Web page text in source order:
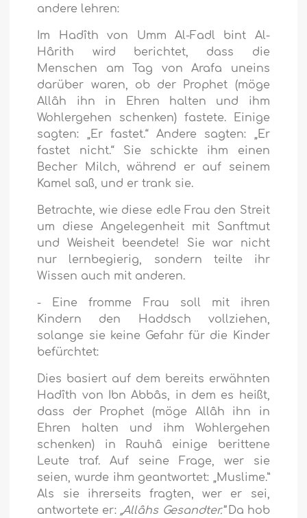
andere lehren:
Im Hadîth von Umm Al-Fadl bint Al-
Hârith wird berichtet, dass die
Menschen am Tag von Arafa uneins
darüber waren, ob der Prophet (möge
Allâh ihn in Ehren halten und ihm
Wohlergehen schenken) fastete. Einige
sagten: „Er fastet.“ Andere sagten: „Er
fastet nicht.“ Sie schickte ihm einen
Becher Milch, während er auf seinem
Kamel saß, und er trank sie.
Betrachte, wie diese edle Frau den Streit
um diese Angelegenheit mit Sanftmut
und Weisheit beendete! Sie war nicht
nur lernbegierig, sondern teilte ihr
Wissen auch mit anderen.
- Eine fromme Frau soll mit ihren
Kindern den Haddsch vollziehen,
solange sie keine Gefahr für die Kinder
befürchtet:
Dies basiert auf dem bereits erwähnten
Hadîth von Ibn Abbâs, in dem es heißt,
dass der Prophet (möge Allâh ihn in
Ehren halten und ihm Wohlergehen
schenken) in Rauhâ einige berittene
Leute traf. Auf seine Frage, wer sie
seien, wurde ihm geantwortet: „Muslime.”
Als sie ihrerseits fragten, wer er sei,
antwortete er: „Allâhs Gesandter.”Da hob